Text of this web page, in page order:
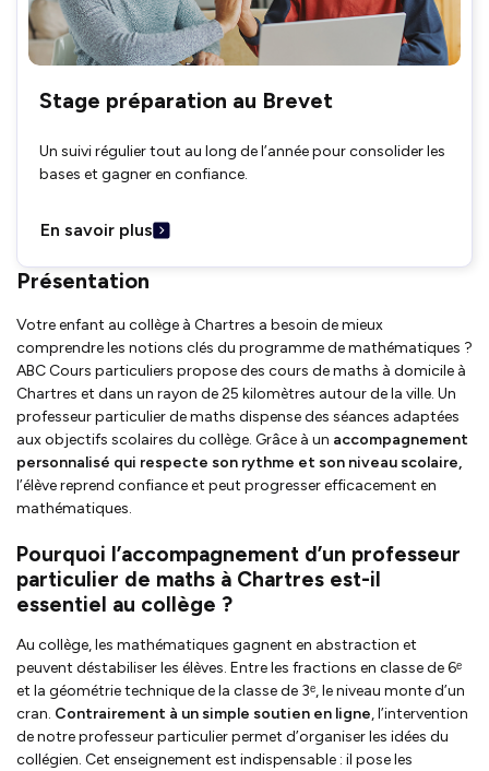
Stage préparation au Brevet
Un suivi régulier tout au long de l’année pour consolider les
bases et gagner en confiance.
En savoir plus
Présentation
Votre enfant au collège à Chartres a besoin de mieux
comprendre les notions clés du programme de mathématiques ?
ABC Cours particuliers propose des cours de maths à domicile à
Chartres et dans un rayon de 25 kilomètres autour de la ville. Un
professeur particulier de maths dispense des séances adaptées
aux objectifs scolaires du collège. Grâce à un accompagnement
personnalisé qui respecte son rythme et son niveau scolaire,
l’élève reprend confiance et peut progresser efficacement en
mathématiques.
Pourquoi l’accompagnement d’un professeur
particulier de maths à Chartres est-il
essentiel au collège ?
Au collège, les mathématiques gagnent en abstraction et
peuvent déstabiliser les élèves. Entre les fractions en classe de 6ᵉ
et la géométrie technique de la classe de 3ᵉ, le niveau monte d’un
cran. Contrairement à un simple soutien en ligne, l’intervention
de notre professeur particulier permet d’organiser les idées du
collégien. Cet enseignement est indispensable : il pose les